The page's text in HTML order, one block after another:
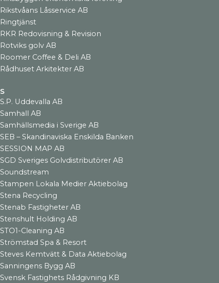
Rikstvåans Låsservice AB
Ringtjänst
RKR Redovisning & Revision
Rotviks golv AB
Roomer Coffee & Deli AB
Rådhuset Arkitekter AB
S
S.P. Uddevalla AB
Samhall AB
Samhällsmedia i Sverige AB
SEB – Skandinaviska Enskilda Banken
SESSION MAP AB
SGD Sveriges Golvdistributörer AB
Soundstream
Stampen Lokala Medier Aktiebolag
Stena Recycling
Stenab Fastigheter AB
Stenshult Holding AB
STO1-Cleaning AB
Strömstad Spa & Resort
Steves Kemtvätt & Data Aktiebolag
Sanningens Bygg AB
Svensk Fastighets Rådgivning KB